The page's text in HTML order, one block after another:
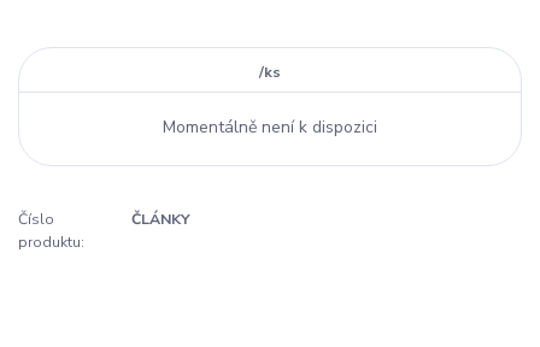
/ks
Momentálně není k dispozici
Číslo
produktu:
ČLÁNKY